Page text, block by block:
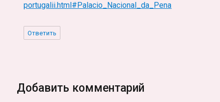
portugalii.html#Palacio_Nacional_da_Pena
Ответить
Добавить комментарий